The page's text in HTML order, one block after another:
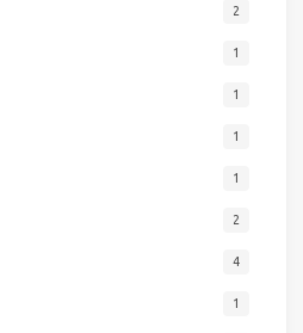
2
1
1
1
1
2
4
1